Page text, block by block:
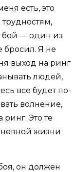
есть, это
бой — один из
бросил. Я не
выход на ринг
людей,
все будет по-
волнение,
ринг. Это те
жизни
он должен